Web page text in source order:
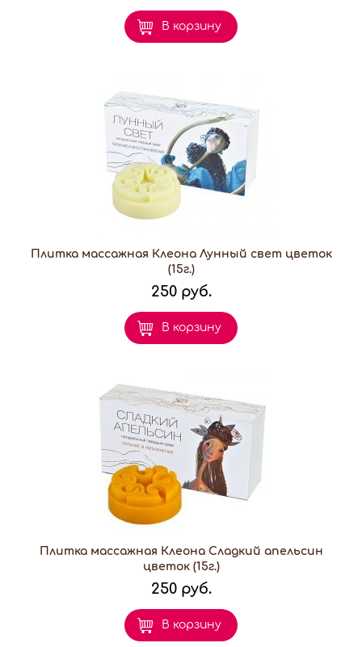
В корзину
Плитка массажная Клеона Лунный свет цветок
(15г.)
250 руб.
В корзину
Плитка массажная Клеона Сладкий апельсин
цветок (15г.)
250 руб.
В корзину